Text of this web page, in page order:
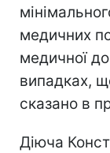
медичних
медичної
випадках,
сказано в
Діюча